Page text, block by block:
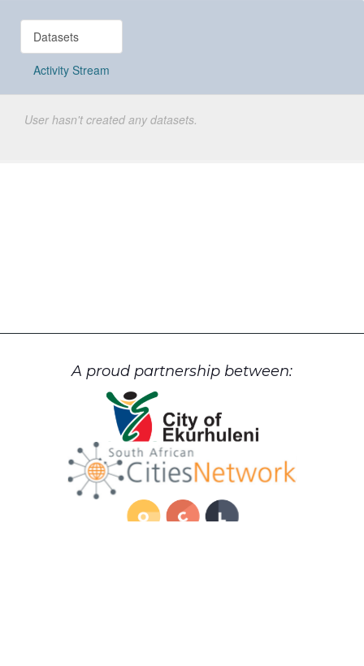
Datasets
Activity Stream
User hasn't created any datasets.
A proud partnership between: